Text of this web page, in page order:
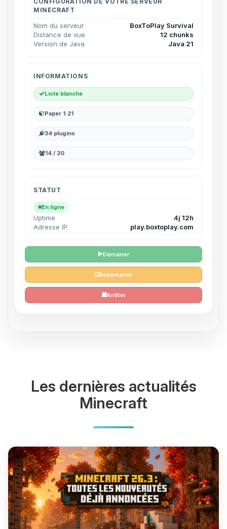
MINECRAFT
Nom du serveur
BoxToPlay Survival
Distance de vue
12 chunks
Version de Java
Java 21
INFORMATIONS
Liste blanche
Paper 1.21
34 plugins
14 / 20
STATUT
En ligne
Uptime
4j 12h
Adresse IP
play.boxtoplay.com
Démarrer
Redémarrer
Arrêter
Les dernières actualités
Minecraft
assistant BoxToPlay. Dis-moi ce dont
tu as besoin et je vais remuer mes
petits circuits pour t’aider.
06/08/2026 à 03:13